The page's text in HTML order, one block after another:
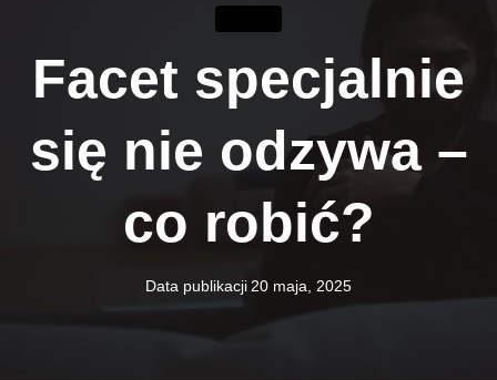
Facet specjalnie
się nie odzywa –
co robić?
Data publikacji 20 maja, 2025